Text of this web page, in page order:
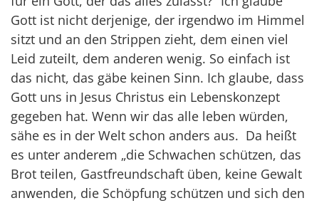
Gott ist nicht derjenige, der irgendwo im Himmel
sitzt und an den Strippen zieht, dem einen viel
Leid zuteilt, dem anderen wenig. So einfach ist
das nicht, das gäbe keinen Sinn. Ich glaube, dass
Gott uns in Jesus Christus ein Lebenskonzept
gegeben hat. Wenn wir das alle leben würden,
sähe es in der Welt schon anders aus. Da heißt
es unter anderem „die Schwachen schützen, das
Brot teilen, Gastfreundschaft üben, keine Gewalt
anwenden, die Schöpfung schützen und sich den